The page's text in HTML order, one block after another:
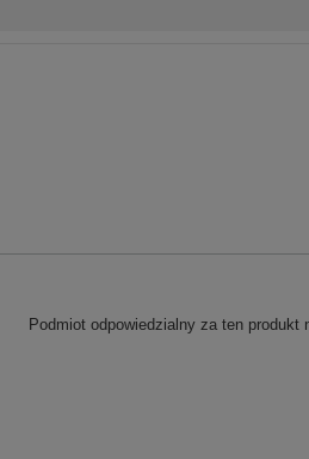
Podmiot odpowiedzialny za ten produkt